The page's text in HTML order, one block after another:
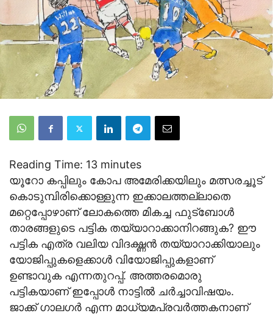
Reading Time: 13 minutes
യൂറോ കപ്പിലും കോപ അമേരിക്കയിലും മത്സരച്ചൂട്
കൊടുമ്പിരിക്കൊള്ളുന്ന ഇക്കാലത്തല്ലാതെ
മറ്റെപ്പോഴാണ് ലോകത്തെ മികച്ച ഫുട്ബോള്‍
താരങ്ങളുടെ പട്ടിക തയ്യാറാക്കാനിറങ്ങുക? ഈ
പട്ടിക എത്ര വലിയ വിദഗ്ദ്ധന്‍ തയ്യാറാക്കിയാലും
യോജിപ്പുകളെക്കാള്‍ വിയോജിപ്പുകളാണ്
ഉണ്ടാവുക എന്നതുറപ്പ്. അത്തരമൊരു
പട്ടികയാണ് ഇപ്പോള്‍ നാട്ടില്‍ ചര്‍ച്ചാവിഷയം.
ജാക്ക് ഗാലഗര്‍ എന്ന മാധ്യമപ്രവര്‍ത്തകനാണ്